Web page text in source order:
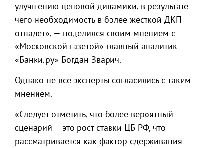
улучшению ценовой динамики, в результате
чего необходимость в более жесткой ДКП
отпадет», — поделился своим мнением с
«Московской газетой» главный аналитик
«Банки.ру» Богдан Зварич.
Однако не все эксперты согласились с таким
мнением.
«Следует отметить, что более вероятный
сценарий – это рост ставки ЦБ РФ, что
рассматривается как фактор сдерживания